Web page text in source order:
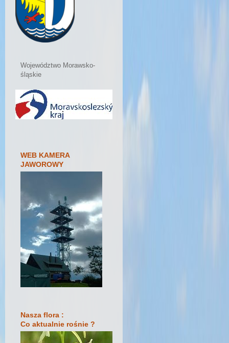
Województwo Morawsko-
śląskie
WEB KAMERA
JAWOROWY
Nasza flora :
Co aktualnie rośnie ?